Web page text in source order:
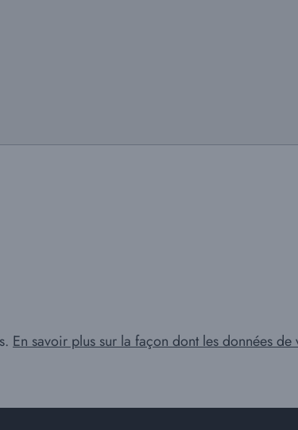
En savoir plus sur la façon dont les données